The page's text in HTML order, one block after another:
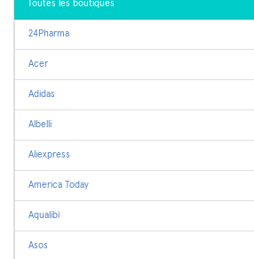
Toutes les boutiques
24Pharma
Acer
Adidas
Albelli
Aliexpress
America Today
Aqualibi
Asos